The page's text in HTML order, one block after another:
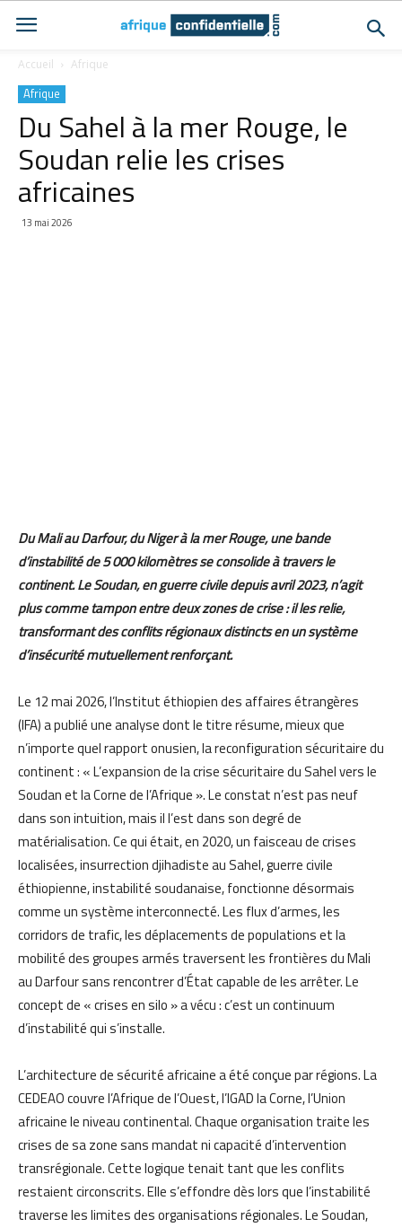
Accueil Afrique
Afrique
Du Sahel à la mer Rouge, le
Soudan relie les crises
africaines
13 mai 2026
Du Mali au Darfour, du Niger à la mer Rouge, une bande
d’instabilité de 5 000 kilomètres se consolide à travers le
continent. Le Soudan, en guerre civile depuis avril 2023, n’agit
plus comme tampon entre deux zones de crise : il les relie,
transformant des conflits régionaux distincts en un système
d’insécurité mutuellement renforçant.
Le 12 mai 2026, l’Institut éthiopien des affaires étrangères
(IFA) a publié une analyse dont le titre résume, mieux que
n’importe quel rapport onusien, la reconfiguration sécuritaire du
continent : « L’expansion de la crise sécuritaire du Sahel vers le
Soudan et la Corne de l’Afrique ». Le constat n’est pas neuf
dans son intuition, mais il l’est dans son degré de
matérialisation. Ce qui était, en 2020, un faisceau de crises
localisées, insurrection djihadiste au Sahel, guerre civile
éthiopienne, instabilité soudanaise, fonctionne désormais
comme un système interconnecté. Les flux d’armes, les
corridors de trafic, les déplacements de populations et la
mobilité des groupes armés traversent les frontières du Mali
au Darfour sans rencontrer d’État capable de les arrêter. Le
concept de « crises en silo » a vécu : c’est un continuum
d’instabilité qui s’installe.
L’architecture de sécurité africaine a été conçue par régions. La
CEDEAO couvre l’Afrique de l’Ouest, l’IGAD la Corne, l’Union
africaine le niveau continental. Chaque organisation traite les
crises de sa zone sans mandat ni capacité d’intervention
transrégionale. Cette logique tenait tant que les conflits
restaient circonscrits. Elle s’effondre dès lors que l’instabilité
traverse les limites des organisations régionales. Le Soudan,